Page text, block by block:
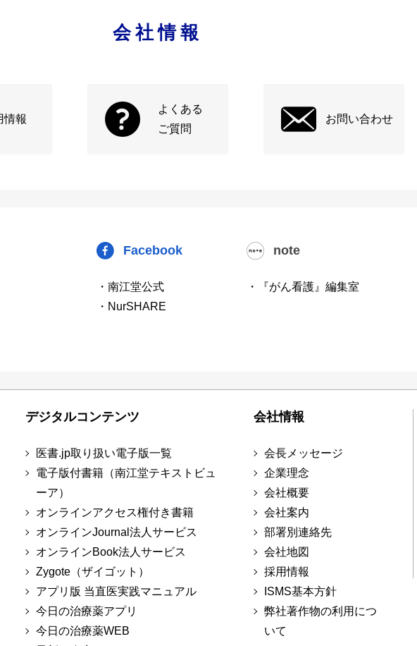
会社情報
情報
よくある
ご質問
お問い合わせ
Facebook
・南江堂公式
・NurSHARE
note
・『がん看護』編集室
デジタルコンテンツ
医書.jp取り扱い電子版一覧
電子版付書籍（南江堂テキストビュ
ーア）
オンラインアクセス権付き書籍
オンラインJournal法人サービス
オンラインBook法人サービス
Zygote（ザイゴット）
アプリ版 当直医実践マニュアル
今日の治療薬アプリ
今日の治療薬WEB
会社情報
会長メッセージ
企業理念
会社概要
会社案内
部署別連絡先
会社地図
採用情報
ISMS基本方針
弊社著作物の利用につ
いて